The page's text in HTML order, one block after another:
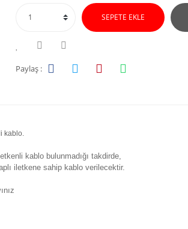
SEPETE EKLE
Paylaş :
kablo.
kablo bulunmadığı takdirde,
iletkene sahip kablo verilecektir.